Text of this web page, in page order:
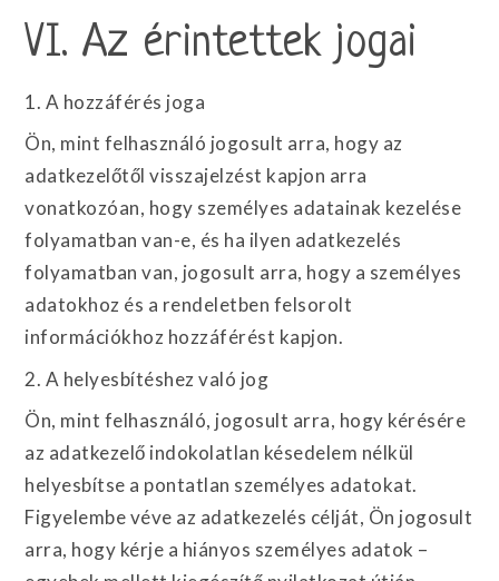
VI. Az érintettek jogai
1. A hozzáférés joga
Ön, mint felhasználó jogosult arra, hogy az
adatkezelőtől visszajelzést kapjon arra
vonatkozóan, hogy személyes adatainak kezelése
folyamatban van-e, és ha ilyen adatkezelés
folyamatban van, jogosult arra, hogy a személyes
adatokhoz és a rendeletben felsorolt
információkhoz hozzáférést kapjon.
2. A helyesbítéshez való jog
Ön, mint felhasználó, jogosult arra, hogy kérésére
az adatkezelő indokolatlan késedelem nélkül
helyesbítse a pontatlan személyes adatokat.
Figyelembe véve az adatkezelés célját, Ön jogosult
arra, hogy kérje a hiányos személyes adatok –